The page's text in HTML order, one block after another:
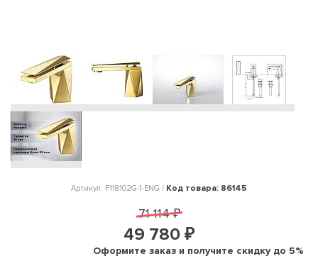
Артикул: F118102G-1-ENG / Код товара: 86145
71 114 ₽
49 780 ₽
Оформите заказ и получите скидку до 5%